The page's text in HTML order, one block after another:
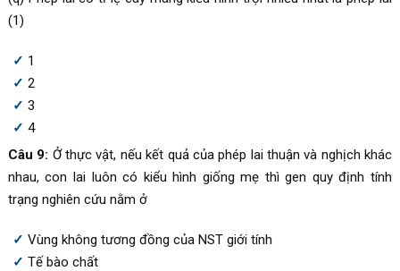
(1)
1
2
3
4
Câu 9: Ở thực vật, nếu kết quả của phép lai thuận và nghịch khác
nhau, con lai luôn có kiểu hình giống mẹ thì gen quy định tính
trạng nghiên cứu nằm ở
Vùng không tương đồng của NST giới tính
Tế bào chất